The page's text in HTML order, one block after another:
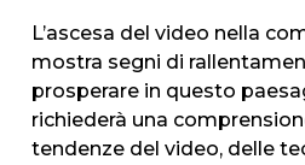
L’ascesa del video nella
mostra segni di
prosperare in questo
richiederà una
tendenze del video, delle